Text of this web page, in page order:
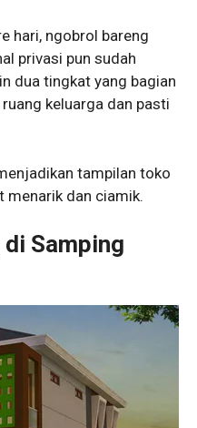
hari, ngobrol bareng
privasi pun sudah
dua tingkat yang bagian
keluarga dan pasti
tampilan toko
menarik dan ciamik.
Samping